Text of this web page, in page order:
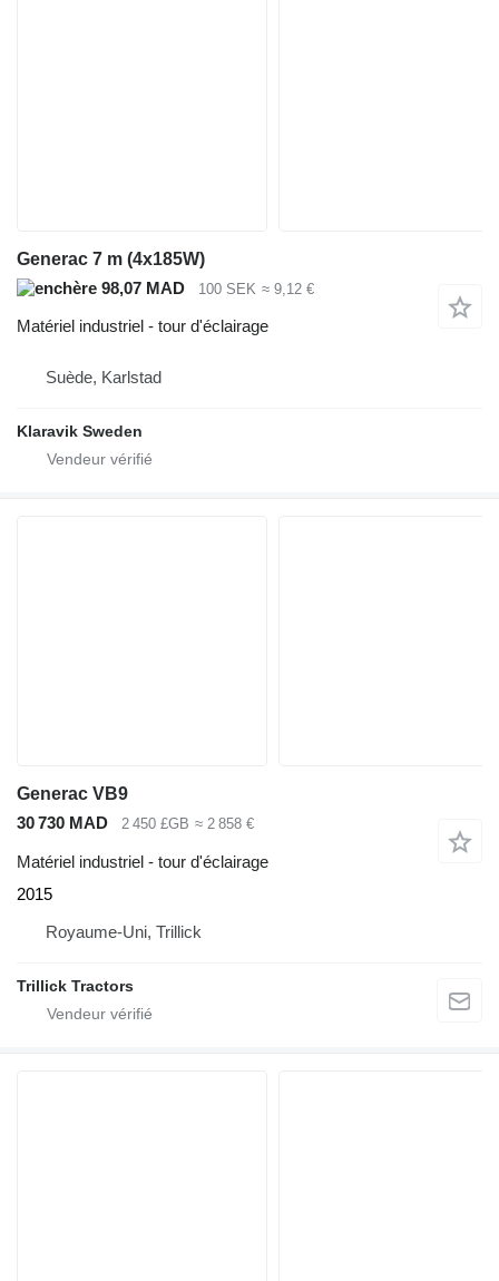
Generac 7 m (4x185W)
98,07 MAD
100 SEK ≈ 9,12 €
Matériel industriel - tour d'éclairage
Suède, Karlstad
Klaravik Sweden
Generac VB9
30 730 MAD
2 450 £GB ≈ 2 858 €
Matériel industriel - tour d'éclairage
2015
Royaume-Uni, Trillick
Trillick Tractors